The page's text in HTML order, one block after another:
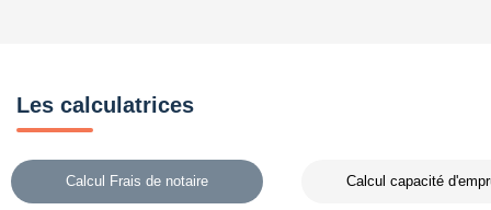
Les calculatrices
Calcul Frais de notaire Calcul capacité